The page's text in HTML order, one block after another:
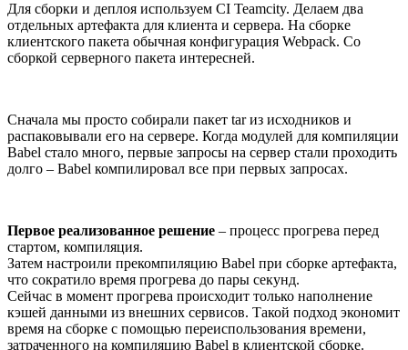
Для сборки и деплоя используем CI Teamcity. Делаем два
отдельных артефакта для клиента и сервера. На сборке
клиентского пакета обычная конфигурация Webpack. Со
сборкой серверного пакета интересней.
Сначала мы просто собирали пакет tar из исходников и
распаковывали его на сервере. Когда модулей для компиляции
Babel стало много, первые запросы на сервер стали проходить
долго – Babel компилировал все при первых запросах.
Первое реализованное решение – процесс прогрева перед
стартом, компиляция.
Затем настроили прекомпиляцию Babel при сборке артефакта,
что сократило время прогрева до пары секунд.
Сейчас в момент прогрева происходит только наполнение
кэшей данными из внешних сервисов. Такой подход экономит
время на сборке с помощью переиспользования времени,
затраченного на компиляцию Babel в клиентской сборке.